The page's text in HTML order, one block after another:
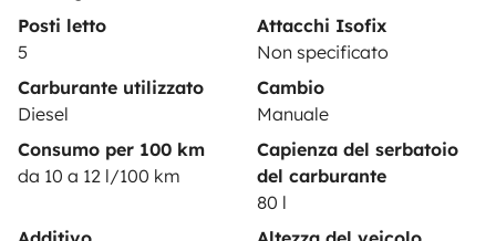
Posti letto
5
Attacchi Isofix
Non specificato
Carburante utilizzato
Diesel
Cambio
Manuale
Consumo per 100 km
da 10 a 12 l/100 km
Capienza del serbatoio
del carburante
80 l
Metodi di pagamento Pagamento in due rate
Scaricare in
Disponibile su
Google Play